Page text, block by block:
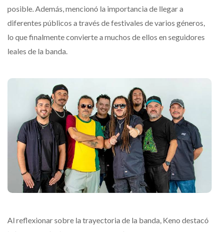
posible. Además, mencionó la importancia de llegar a
diferentes públicos a través de festivales de varios géneros,
lo que finalmente convierte a muchos de ellos en seguidores
leales de la banda.
Al reflexionar sobre la trayectoria de la banda, Keno destacó